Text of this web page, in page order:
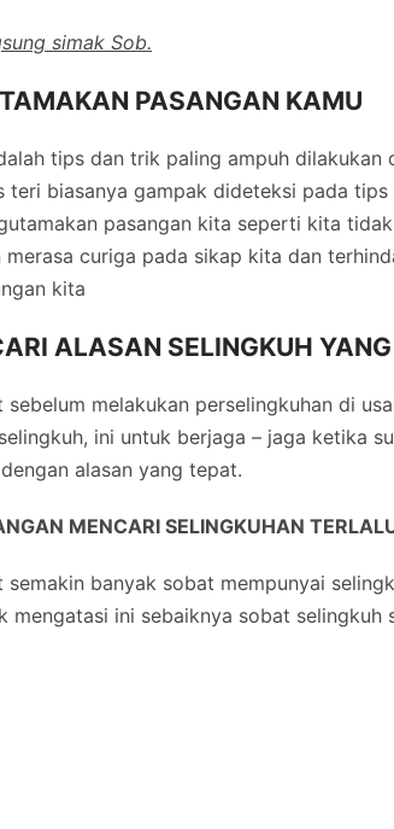
simak Sob.
PASANGAN KAMU
tips dan trik paling ampuh
teri biasanya gampak dideteksi pada
pasangan kita seperti kita
merasa curiga pada sikap kita dan
kita
ALASAN SELINGKUH
sebelum melakukan perselingkuhan di
ini untuk berjaga – jaga ketika
alasan yang tepat.
MENCARI SELINGKUHAN
semakin banyak sobat mempunyai
mengatasi ini sebaiknya sobat selingkuh